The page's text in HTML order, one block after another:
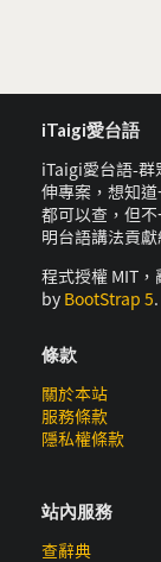
iTaigi愛台語
iTaigi愛台語-群
伸專案，想知
都可以查，但
明台語講法貢
程式授權 MIT
by BootStrap 5.
條款
關於本站
服務條款
隱私權條款
站內服務
查辭典